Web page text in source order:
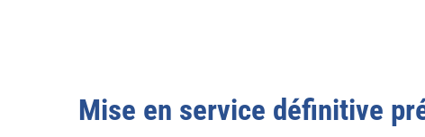
Mise en service définitive